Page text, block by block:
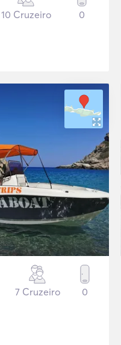
10 Cruzeiro 0
7 Cruzeiro 0